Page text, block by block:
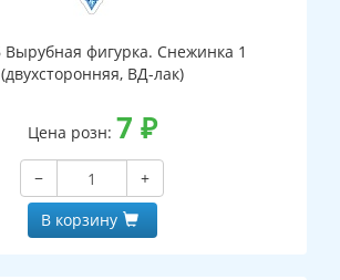
фигурка. Снежинка 1
(двухсторонняя, ВД-лак)
Цена розн: 7 ₽
−
+
В корзину